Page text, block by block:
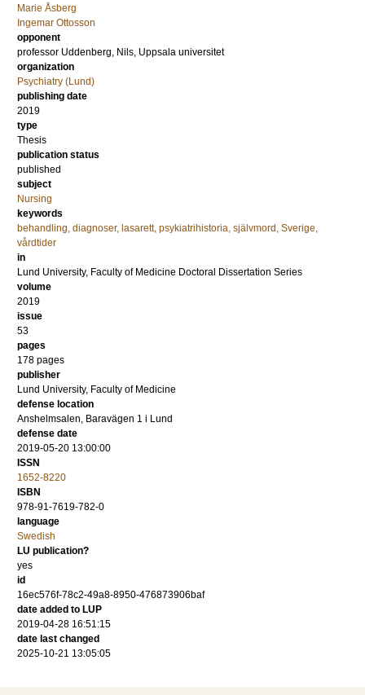
Marie Åsberg
Ingemar Ottosson
opponent
professor Uddenberg, Nils, Uppsala universitet
organization
Psychiatry (Lund)
publishing date
2019
type
Thesis
publication status
published
subject
Nursing
keywords
behandling, diagnoser, lasarett, psykiatrihistoria, självmord, Sverige,
vårdtider
in
Lund University, Faculty of Medicine Doctoral Dissertation Series
volume
2019
issue
53
pages
178 pages
publisher
Lund University, Faculty of Medicine
defense location
Anshelmsalen, Baravägen 1 i Lund
defense date
2019-05-20 13:00:00
ISSN
1652-8220
ISBN
978-91-7619-782-0
language
Swedish
LU publication?
yes
id
16ec576f-78c2-49a8-8950-476873906baf
date added to LUP
2019-04-28 16:51:15
date last changed
2025-10-21 13:05:05